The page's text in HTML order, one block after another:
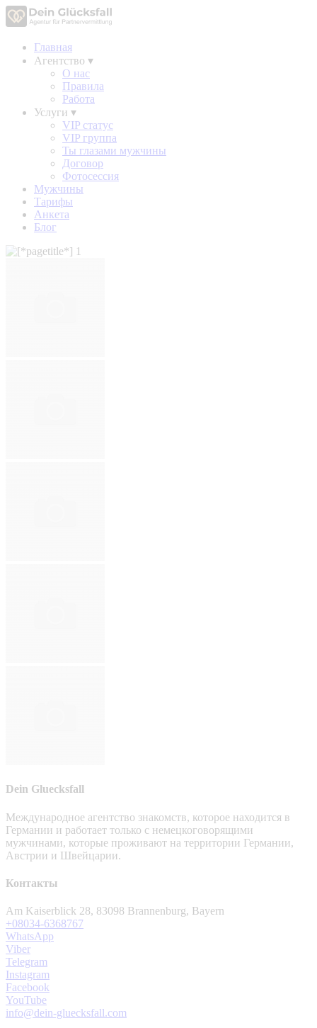
Главная
Агентство ▾
О нас
Правила
Работа
Услуги ▾
VIP статус
VIP группа
Ты глазами мужчины
Договор
Фотосессия
Мужчины
Тарифы
Анкета
Блог
Dein Gluecksfall
Международное агентство знакомств, которое находится в
Германии и работает только с немецкоговорящими
мужчинами, которые проживают на территории Германии,
Австрии и Швейцарии.
Контакты
Am Kaiserblick 28, 83098 Brannenburg, Bayern
+08034-6368767
WhatsApp
Viber
Telegram
Instagram
Facebook
YouTube
info@dein-gluecksfall.com